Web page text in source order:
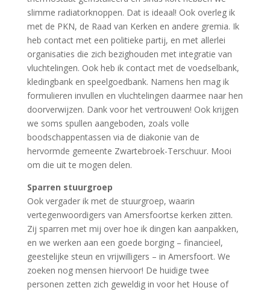
slimme radiatorknoppen. Dat is ideaal! Ook overleg ik
met de PKN, de Raad van Kerken en andere gremia. Ik
heb contact met een politieke partij, en met allerlei
organisaties die zich bezighouden met integratie van
vluchtelingen. Ook heb ik contact met de voedselbank,
kledingbank en speelgoedbank. Namens hen mag ik
formulieren invullen en vluchtelingen daarmee naar hen
doorverwijzen. Dank voor het vertrouwen! Ook krijgen
we soms spullen aangeboden, zoals volle
boodschappentassen via de diakonie van de
hervormde gemeente Zwartebroek-Terschuur. Mooi
om die uit te mogen delen.
Sparren stuurgroep
Ook vergader ik met de stuurgroep, waarin
vertegenwoordigers van Amersfoortse kerken zitten.
Zij sparren met mij over hoe ik dingen kan aanpakken,
en we werken aan een goede borging – financieel,
geestelijke steun en vrijwilligers – in Amersfoort. We
zoeken nog mensen hiervoor! De huidige twee
personen zetten zich geweldig in voor het House of